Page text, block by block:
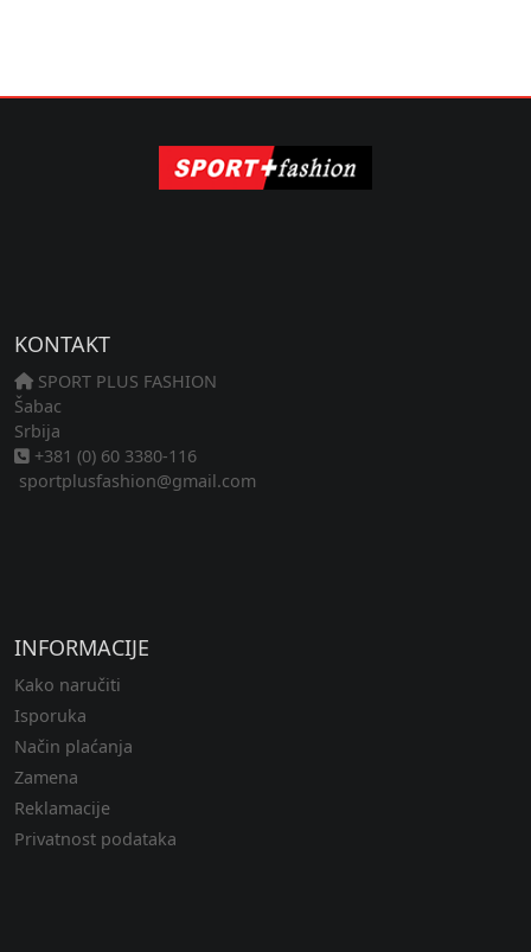
KONTAKT
SPORT PLUS FASHION
Šabac
Srbija
+381 (0) 60 3380-116
sportplusfashion@gmail.com
INFORMACIJE
Kako naručiti
Isporuka
Način plaćanja
Zamena
Reklamacije
Privatnost podataka